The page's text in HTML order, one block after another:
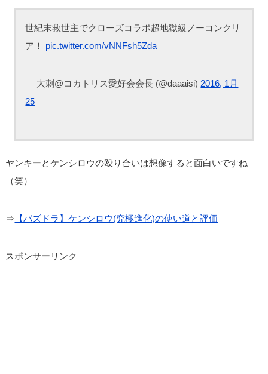
世紀末救世主でクローズコラボ超地獄級ノーコンクリ
ア！ pic.twitter.com/vNNFsh5Zda
— 大刺@コカトリス愛好会会長 (@daaaisi) 2016, 1月
25
ヤンキーとケンシロウの殴り合いは想像すると面白いですね
（笑）
⇒ 【パズドラ】ケンシロウ(究極進化)の使い道と評価
スポンサーリンク